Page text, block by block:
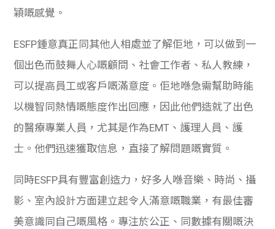
穎嘅感覺。
ESFP鍾意真正同其他人相處並了解佢地，可以做到一
個出色而鼓舞人心嘅顧問、社會工作者、私人教練，
可以提高員工或客戶嘅滿意度。佢地喺急需幫助時能
以機智同熱情嘅態度作出回應，因此他們造就了出色
的醫療專業人員，尤其是作為EMT、護理人員、護
士。他們迅速獲取信息，直接了解問題嘅實質。
同時ESFP具有豐富創造力，好多人喺音樂、時尚、攝
影、室內設計方面建立起令人滿意嘅職業，有最佳審
美意識同自己嘅風格。 專注於公正、同數據有關嘅決